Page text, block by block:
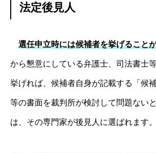
法定後見人
選任申立時には候補者を挙げること
から懇意にしている弁護士、司法書士
挙げれば、候補者自身が記載する「候
等の書面を裁判所が検討して問題ない
は、その専門家が後見人に選ばれます。